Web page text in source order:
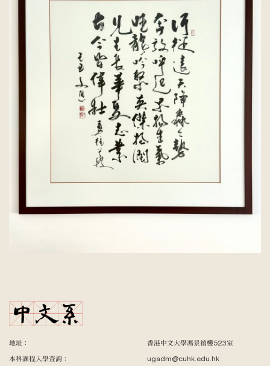
地址：
香港中文大學馮景禧樓523室
本科課程入學查詢：
ugadm@cuhk.edu.hk